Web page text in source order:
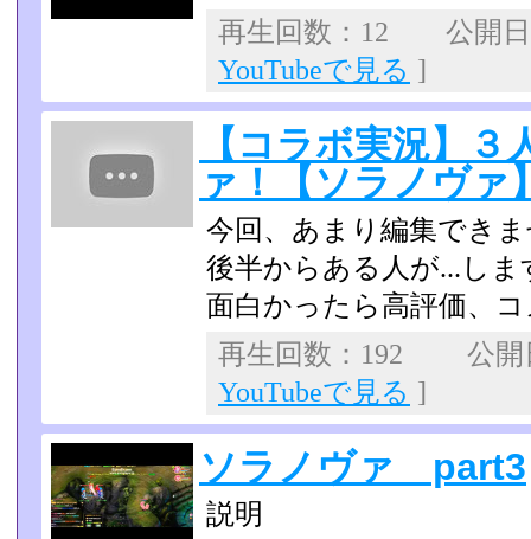
再生回数：12 公開
YouTubeで見る ]
【コラボ実況】
ァ！【ソラノヴァ
今回、あまり編集でき
後半からある人が...しま
面白かったら高評価、
再生回数：192 公
YouTubeで見る ]
ソラノヴァ part3
説明